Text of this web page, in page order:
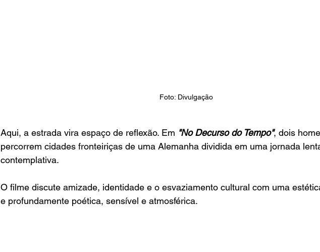
Foto: Divulgação
Aqui, a estrada vira espaço de reflexão. Em "No Decurso do Tempo", dois
percorrem cidades fronteiriças de uma Alemanha dividida em uma jornada
contemplativa.
O filme discute amizade, identidade e o esvaziamento cultural com uma
e profundamente poética, sensível e atmosférica.